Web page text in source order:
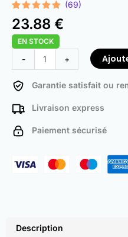
Noté4.97
sur 5
basé sur
69
notations
client
(69)
23.88 €
EN STOCK
-
de
AdBlue
25
+
Garantie satisfait ou
Livraison express
Paiement sécurisé
Description